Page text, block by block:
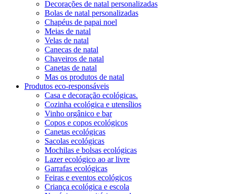
Decorações de natal personalizadas
Bolas de natal personalizadas
Chapéus de papai noel
Meias de natal
Velas de natal
Canecas de natal
Chaveiros de natal
Canetas de natal
Mas os produtos de natal
Produtos eco-responsáveis
Casa e decoração ecológicas.
Cozinha ecológica e utensílios
Vinho orgânico e bar
Copos e copos ecológicos
Canetas ecológicas
Sacolas ecológicas
Mochilas e bolsas ecológicas
Lazer ecológico ao ar livre
Garrafas ecológicas
Feiras e eventos ecológicos
Criança ecológica e escola